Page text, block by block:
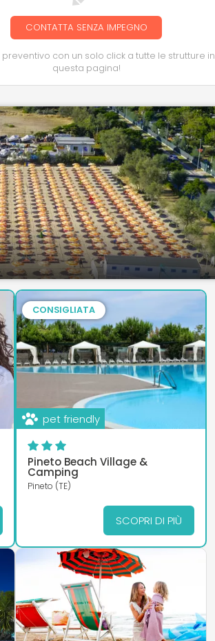
CONTATTA SENZA IMPEGNO
preventivo con un solo click a tutte le strutture in
questa pagina!
CONSIGLIATA
pet friendly
Pineto Beach Village &
Camping
Pineto (TE)
SCOPRI DI PIÙ